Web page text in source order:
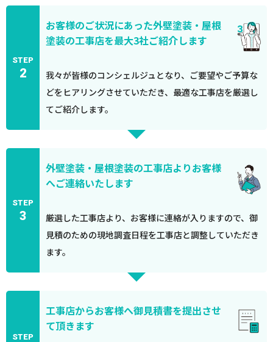
STEP
2
お客様のご状況にあった外壁塗装・屋根
塗装の工事店を最大3社ご紹介します
我々が皆様のコンシェルジュとなり、ご要望やご予算な
どをヒアリングさせていただき、最適な工事店を厳選し
てご紹介します。
STEP
3
外壁塗装・屋根塗装の工事店よりお客様
へご連絡いたします
厳選した工事店より、お客様に連絡が入りますので、御
見積のための現地調査日程を工事店と調整していただき
ます。
STEP
工事店からお客様へ御見積書を提出させ
て頂きます